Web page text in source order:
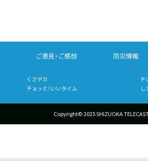
ご意見・ご感想
防災情報
くさデカ テ
チョッと！いいタイム し
Copyright© 2025 SHIZUOKA